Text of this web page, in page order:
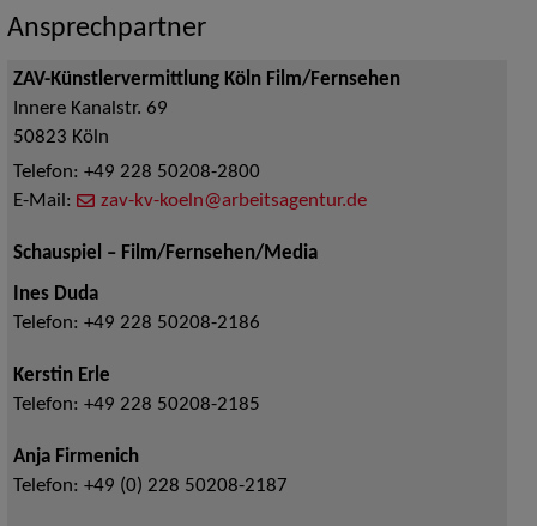
Ansprechpartner
ZAV-Künstlervermittlung Köln Film/Fernsehen
Innere Kanalstr. 69
50823 Köln
Telefon: +49 228 50208-2800
E-Mail:
zav-kv-koeln@arbeitsagentur.de
Schauspiel – Film/Fernsehen/Media
Ines Duda
Telefon: +49 228 50208-2186
Kerstin Erle
Telefon: +49 228 50208-2185
Anja Firmenich
Telefon: +49 (0) 228 50208-2187